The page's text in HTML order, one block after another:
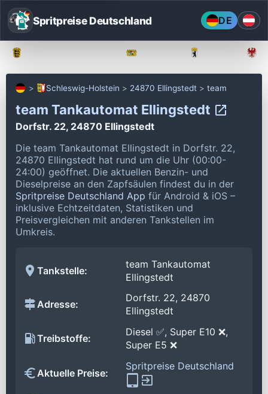
Spritpreise Deutschland DE
Schleswig-Holstein 24870 Ellingstedt team
team Tankautomat Ellingstedt
Dorfstr. 22, 24870 Ellingstedt
Die team Tankautomat Ellingstedt in Dorfstr. 22,
24870 Ellingstedt hat rund um die Uhr (00:00-
24:00) geöffnet. Die aktuellen Benzin- und
Dieselpreise an den Zapfsäulen findest du in der
Spritpreise Deutschland App für Android & iOS –
inklusive Echtzeitdaten, Statistiken und
Preisvergleichen mit anderen Tankstellen im
Umkreis.
Tankstelle:
team Tankautomat
Ellingstedt
Adresse:
Dorfstr. 22, 24870
Ellingstedt
Treibstoffe:
Diesel ✅, Super E10 ❌,
Super E5 ❌
Aktuelle Preise:
Spritpreise Deutschland